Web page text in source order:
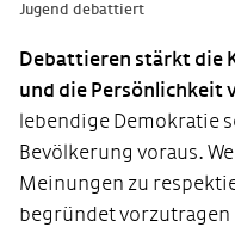
Jugend debattiert
Debattieren stärkt die
und die Persönlichkeit
lebendige Demokratie
Bevölkerung voraus.
Meinungen zu
begründet vorzutragen